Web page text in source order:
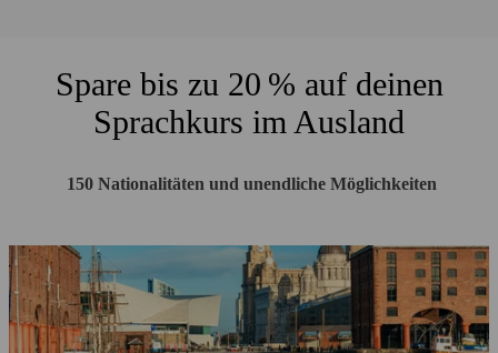
Spare bis zu 20 % auf deinen
Sprachkurs im Ausland
150 Nationalitäten und unendliche Möglichkeiten